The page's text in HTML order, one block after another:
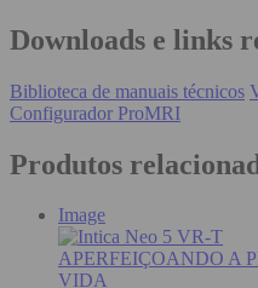
Downloads e links
Biblioteca de manuais técnicos
Configurador ProMRI
Produtos
Image
APERFEIÇOANDO A
VIDA